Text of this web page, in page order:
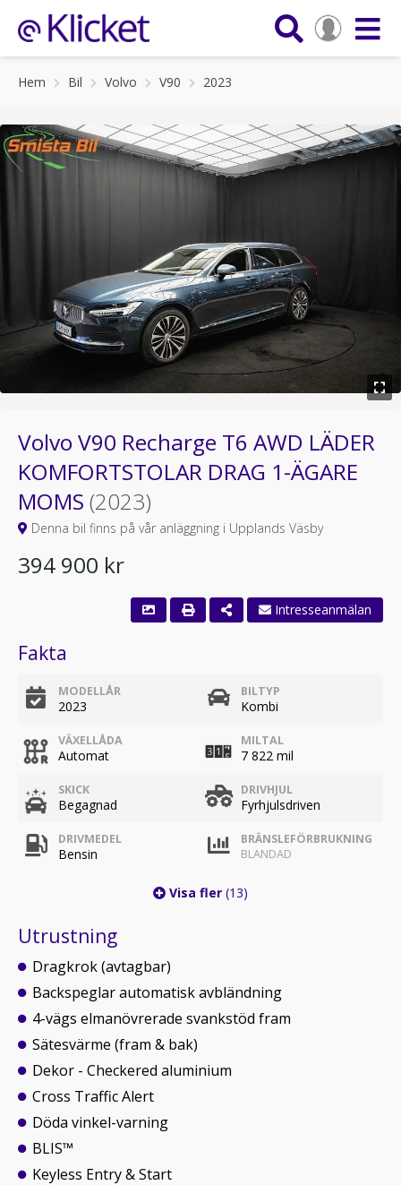
Hem Bil Volvo V90 2023
Volvo V90 Recharge T6 AWD LÄDER
KOMFORTSTOLAR DRAG 1-ÄGARE
MOMS (2023)
Denna bil finns på vår anläggning i Upplands Väsby
394 900 kr
Intresseanmälan
Fakta
MODELLÅR
2023
BILTYP
Kombi
VÄXELLÅDA
Automat
MILTAL
7 822 mil
SKICK
Begagnad
DRIVHJUL
Fyrhjulsdriven
DRIVMEDEL
Bensin
BRÄNSLEFÖRBRUKNING
BLANDAD
Visa fler (13)
Utrustning
Dragkrok (avtagbar)
Backspeglar automatisk avbländning
4-vägs elmanövrerade svankstöd fram
Sätesvärme (fram & bak)
Dekor - Checkered aluminium
Cross Traffic Alert
Döda vinkel-varning
BLIS™
Keyless Entry & Start